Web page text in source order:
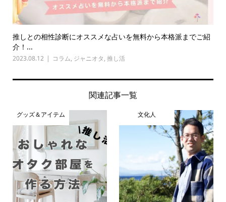
推しとの相性診断にオススメな占いを無料から本格派までご紹
介！...
2023.08.12 コラム, ジャニオタ, 推し活
関連記事一覧
グッズ＆アイテム 文化人